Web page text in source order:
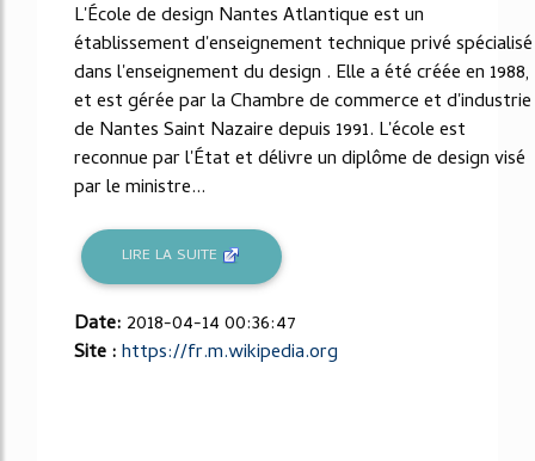
L'École de design Nantes Atlantique est un
établissement d'enseignement technique privé spécialisé
dans l'enseignement du design . Elle a été créée en 1988,
et est gérée par la Chambre de commerce et d'industrie
de Nantes Saint Nazaire depuis 1991. L'école est
reconnue par l'État et délivre un diplôme de design visé
par le ministre...
LIRE LA SUITE
Date: 2018-04-14 00:36:47
Site :https://fr.m.wikipedia.org